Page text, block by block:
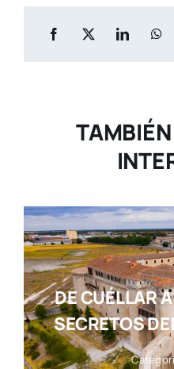
DE CUÉLLAR
SECRETOS